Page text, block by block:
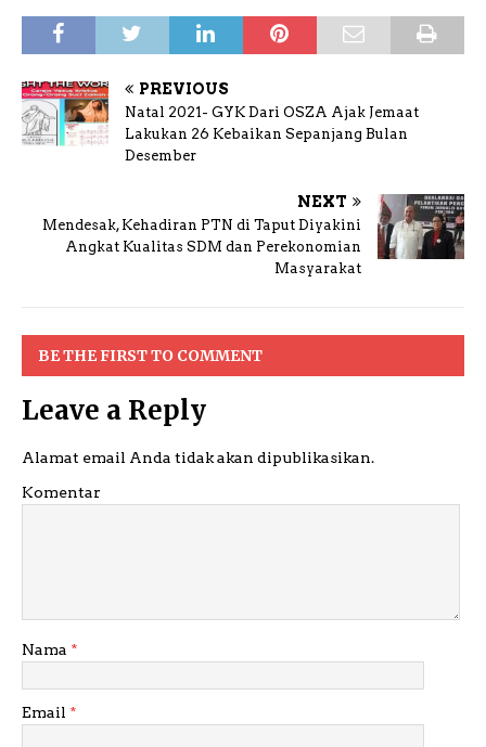
PREVIOUS
Natal 2021- GYK Dari OSZA Ajak Jemaat
Lakukan 26 Kebaikan Sepanjang Bulan
Desember
NEXT
Mendesak, Kehadiran PTN di Taput Diyakini
Angkat Kualitas SDM dan Perekonomian
Masyarakat
BE THE FIRST TO COMMENT
Leave a Reply
Alamat email Anda tidak akan dipublikasikan.
Komentar
Nama *
Email *